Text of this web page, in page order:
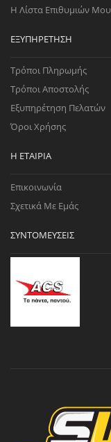
Η Λίστα Επιθυμιών Μου
ΕΞΥΠΗΡΈΤΗΣΗ
Τρόποι Πληρωμής
Τρόποι Αποστολής
Εξυπηρέτηση Πελατών
Όροι Χρήσης
Η ΕΤΑΙΡΊΑ
Επικοινωνία
Σχετικά Με Εμάς
ΣΥΝΤΟΜΕΎΣΕΙΣ